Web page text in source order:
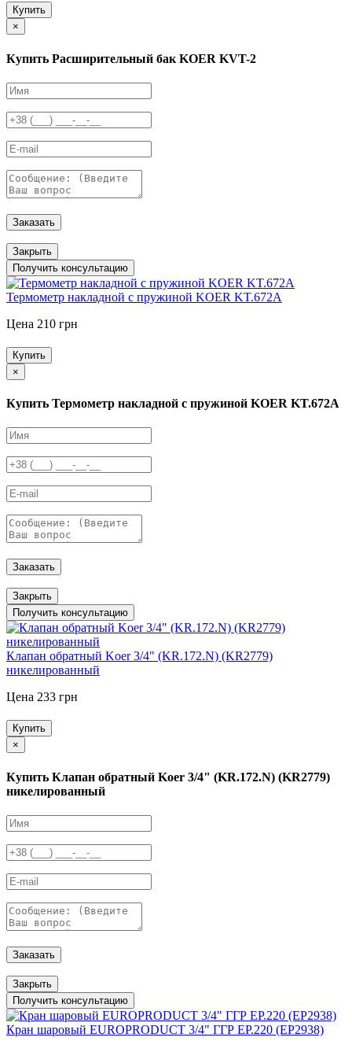
Купить
×
Купить Расширительный бак KOER KVT-2
Заказать
Закрыть
Получить консультацию
Термометр накладной с пружиной KOER KT.672A
Цена 210 грн
Купить
×
Купить Термометр накладной с пружиной KOER KT.672A
Заказать
Закрыть
Получить консультацию
Клапан обратный Koer 3/4" (KR.172.N) (KR2779)
никелированный
Цена 233 грн
Купить
×
Купить Клапан обратный Koer 3/4" (KR.172.N) (KR2779)
никелированный
Заказать
Закрыть
Получить консультацию
Кран шаровый EUROPRODUCT 3/4" ГГР EP.220 (EP2938)